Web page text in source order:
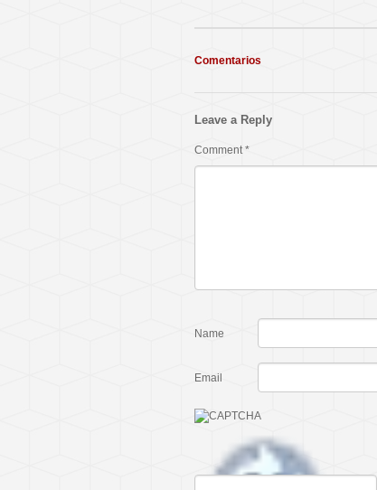
Comentarios
Leave a Reply
Comment *
Name
Email